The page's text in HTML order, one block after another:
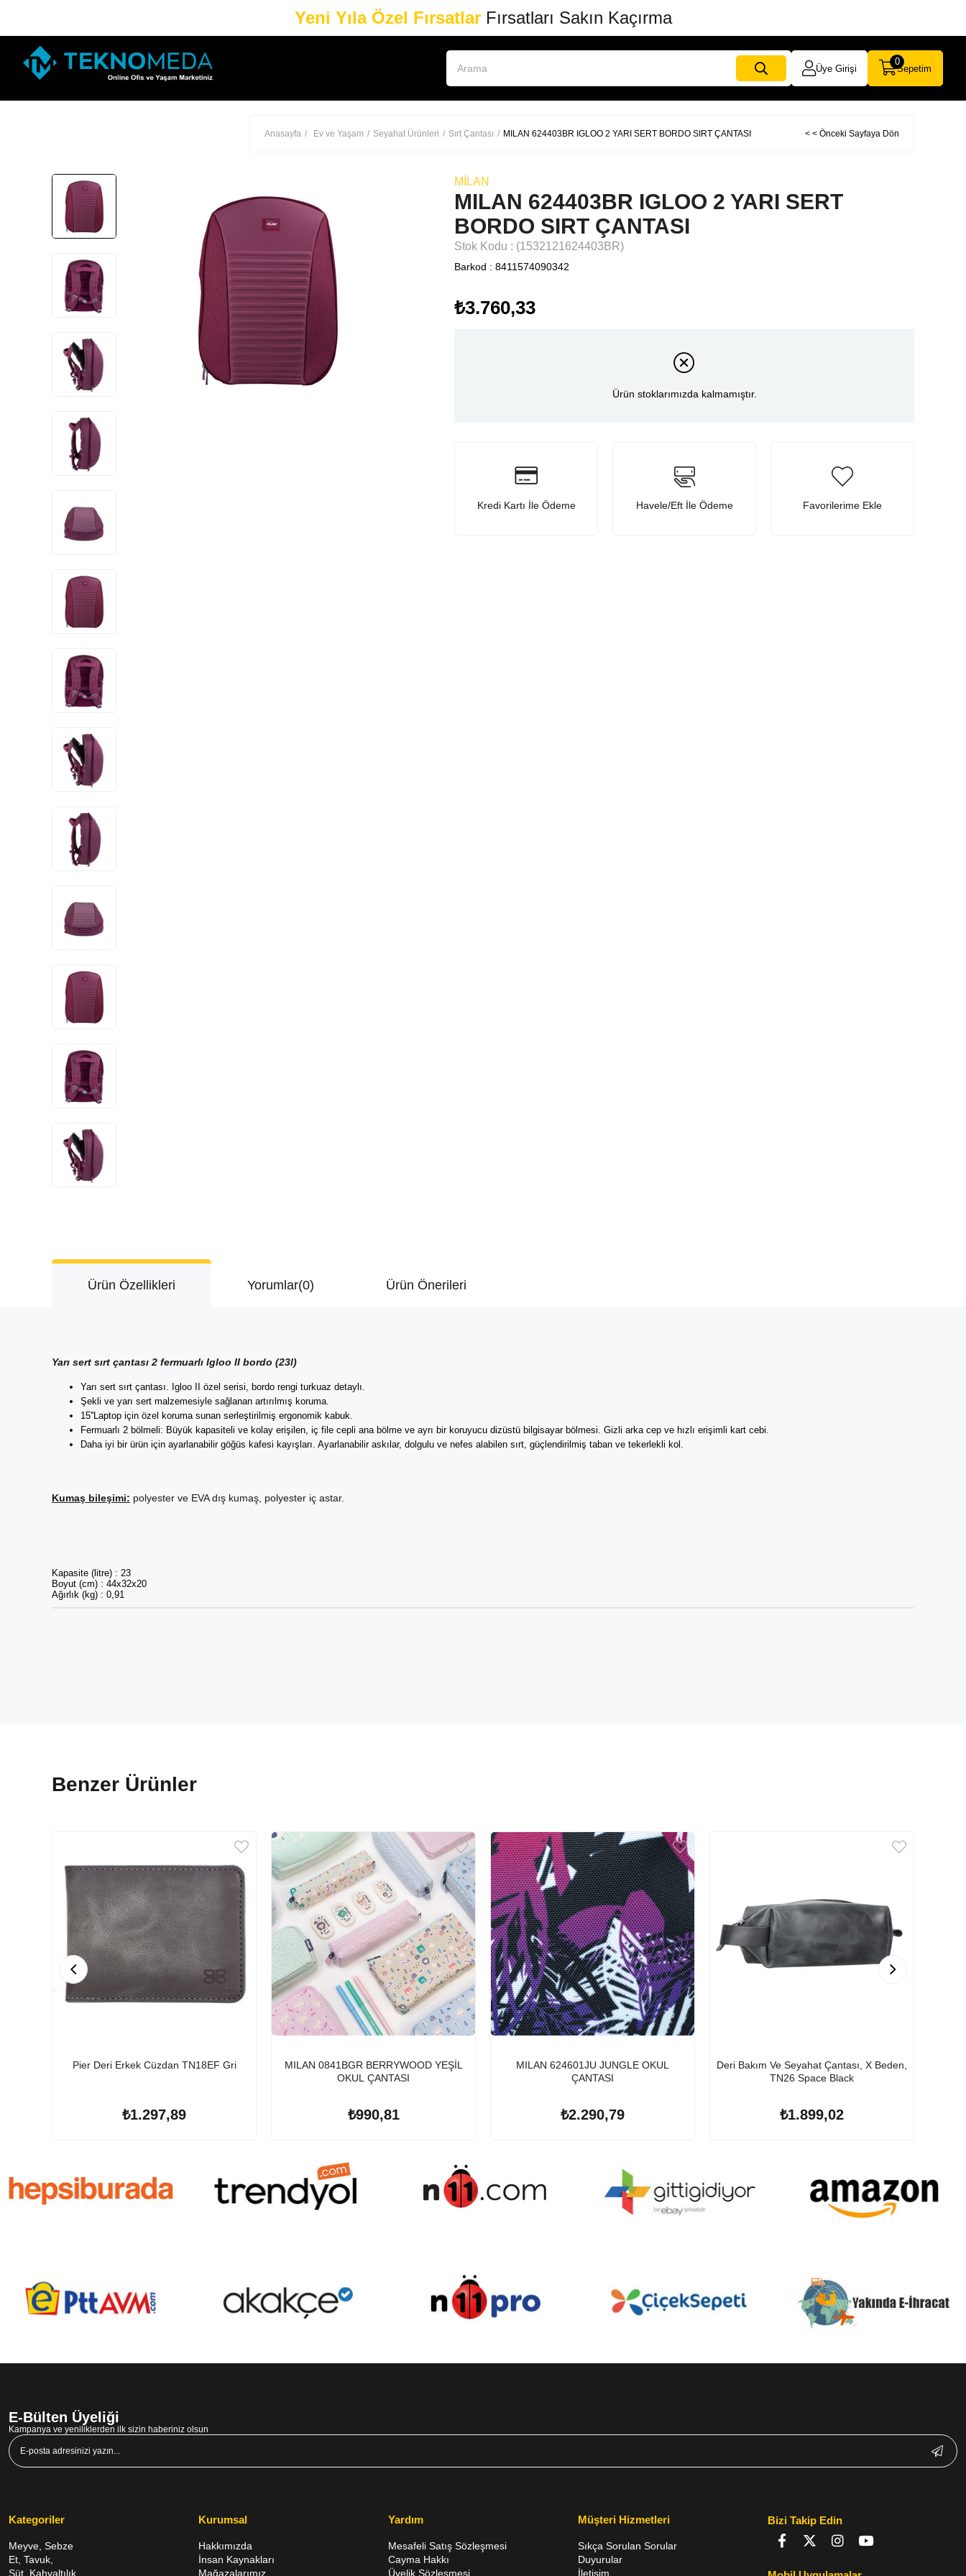
Yeni Yıla Özel FırsatlarFırsatları Sakın Kaçırma
Üye Girişi Sepetim
0
Anasayfa Ev ve Yaşam Seyahat Ürünleri Sırt Çantası MILAN 624403BR IGLOO 2 YARI SERT BORDO SIRT ÇANTASI < < Önceki Sayfaya Dön
MILAN
MILAN 624403BR IGLOO 2 YARI SERT
BORDO SIRT ÇANTASI
Stok Kodu (1532121624403BR)
Barkod : 8411574090342
₺3.760,33
Ürün stoklarımızda kalmamıştır.
Kredi Kartı İle Ödeme Havele/Eft İle Ödeme Favorilerime Ekle
Ürün Özellikleri Yorumlar(0) Ürün Önerileri
Yarı sert sırt çantası 2 fermuarlı Igloo II bordo (23l)
Yarı sert sırt çantası. Igloo II özel serisi, bordo rengi turkuaz detaylı.
Şekli ve yarı sert malzemesiyle sağlanan artırılmış koruma.
15''Laptop için özel koruma sunan serleştirilmiş ergonomik kabuk.
Fermuarlı 2 bölmeli: Büyük kapasiteli ve kolay erişilen, iç file cepli ana bölme ve ayrı bir koruyucu dizüstü bilgisayar bölmesi. Gizli arka cep ve hızlı erişimli kart cebi.
Daha iyi bir ürün için ayarlanabilir göğüs kafesi kayışları. Ayarlanabilir askılar, dolgulu ve nefes alabilen sırt, güçlendirilmiş taban ve tekerlekli kol.
Kumaş bileşimi: polyester ve EVA dış kumaş, polyester iç astar.
Kapasite (litre) : 23
Boyut (cm) : 44x32x20
Ağırlık (kg) : 0,91
Benzer Ürünler
Pier Deri Erkek Cüzdan TN18EF Gri
₺1.297,89
MILAN 0841BGR BERRYWOOD YEŞİL
OKUL ÇANTASI
₺990,81
MILAN 624601JU JUNGLE OKUL
ÇANTASI
₺2.290,79
Deri Bakım Ve Seyahat Çantası, X Beden,
TN26 Space Black
₺1.899,02
E-Bülten Üyeliği
Kampanya ve yeniliklerden ilk sizin haberiniz olsun
Kategoriler
Meyve, Sebze
Et, Tavuk,
Süt, Kahvaltılık
Kurumsal
Hakkımızda
İnsan Kaynakları
Mağazalarımız
Yardım
Mesafeli Satış Sözleşmesi
Cayma Hakkı
Üyelik Sözleşmesi
Müşteri Hizmetleri
Sıkça Sorulan Sorular
Duyurular
İletişim
Bizi Takip Edin